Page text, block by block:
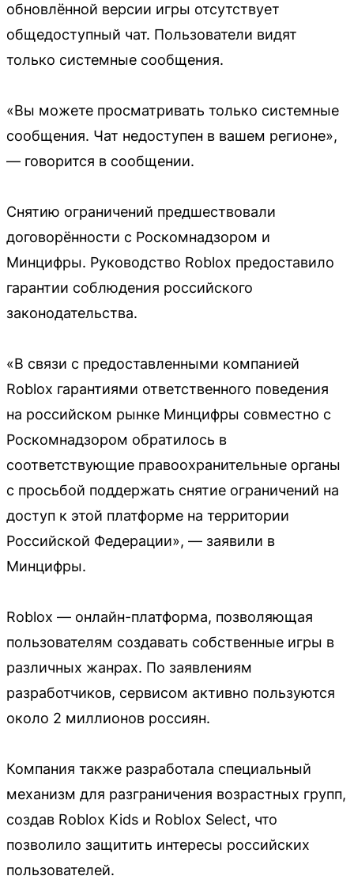
обновлённой версии игры отсутствует
общедоступный чат. Пользователи видят
только системные сообщения.
«Вы можете просматривать только системные
сообщения. Чат недоступен в вашем регионе»,
— говорится в сообщении.
Снятию ограничений предшествовали
договорённости с Роскомнадзором и
Минцифры. Руководство Roblox предоставило
гарантии соблюдения российского
законодательства.
«В связи с предоставленными компанией
Roblox гарантиями ответственного поведения
на российском рынке Минцифры совместно с
Роскомнадзором обратилось в
соответствующие правоохранительные органы
с просьбой поддержать снятие ограничений на
доступ к этой платформе на территории
Российской Федерации», — заявили в
Минцифры.
Roblox — онлайн-платформа, позволяющая
пользователям создавать собственные игры в
различных жанрах. По заявлениям
разработчиков, сервисом активно пользуются
около 2 миллионов россиян.
Компания также разработала специальный
механизм для разграничения возрастных групп,
создав Roblox Kids и Roblox Select, что
позволило защитить интересы российских
пользователей.